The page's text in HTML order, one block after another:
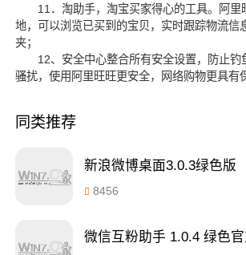
11．淘助手，淘宝买家得心的工具。阿里
地，可以浏览已买到的宝贝，实时跟踪物流信
夹；
12、安全中心整合所有安全设置，防止钓
骚扰，使用阿里旺旺更安全，网络购物更具有
同类推荐
新浪微博桌面3.0.3绿色版
8456
微信互粉助手 1.0.4 绿色